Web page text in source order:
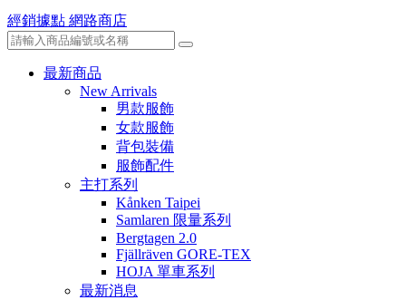
經銷據點 網路商店
最新商品
New Arrivals
男款服飾
女款服飾
背包裝備
服飾配件
主打系列
Kånken Taipei
Samlaren 限量系列
Bergtagen 2.0
Fjällräven GORE-TEX
HOJA 單車系列
最新消息